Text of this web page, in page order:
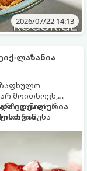
2026/07/22 14:13
ლაზანია
მოითხოვს,
ეს
ხრაშუნა
და იდეალურია